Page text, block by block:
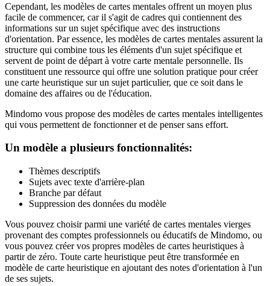
Cependant, les modèles de cartes mentales offrent un moyen plus
facile de commencer, car il s'agit de cadres qui contiennent des
informations sur un sujet spécifique avec des instructions
d'orientation. Par essence, les modèles de cartes mentales assurent la
structure qui combine tous les éléments d'un sujet spécifique et
servent de point de départ à votre carte mentale personnelle. Ils
constituent une ressource qui offre une solution pratique pour créer
une carte heuristique sur un sujet particulier, que ce soit dans le
domaine des affaires ou de l'éducation.
Mindomo vous propose des modèles de cartes mentales intelligentes
qui vous permettent de fonctionner et de penser sans effort.
Un modèle a plusieurs fonctionnalités:
Thèmes descriptifs
Sujets avec texte d'arrière-plan
Branche par défaut
Suppression des données du modèle
Vous pouvez choisir parmi une variété de cartes mentales vierges
provenant des comptes professionnels ou éducatifs de Mindomo, ou
vous pouvez créer vos propres modèles de cartes heuristiques à
partir de zéro. Toute carte heuristique peut être transformée en
modèle de carte heuristique en ajoutant des notes d'orientation à l'un
de ses sujets.